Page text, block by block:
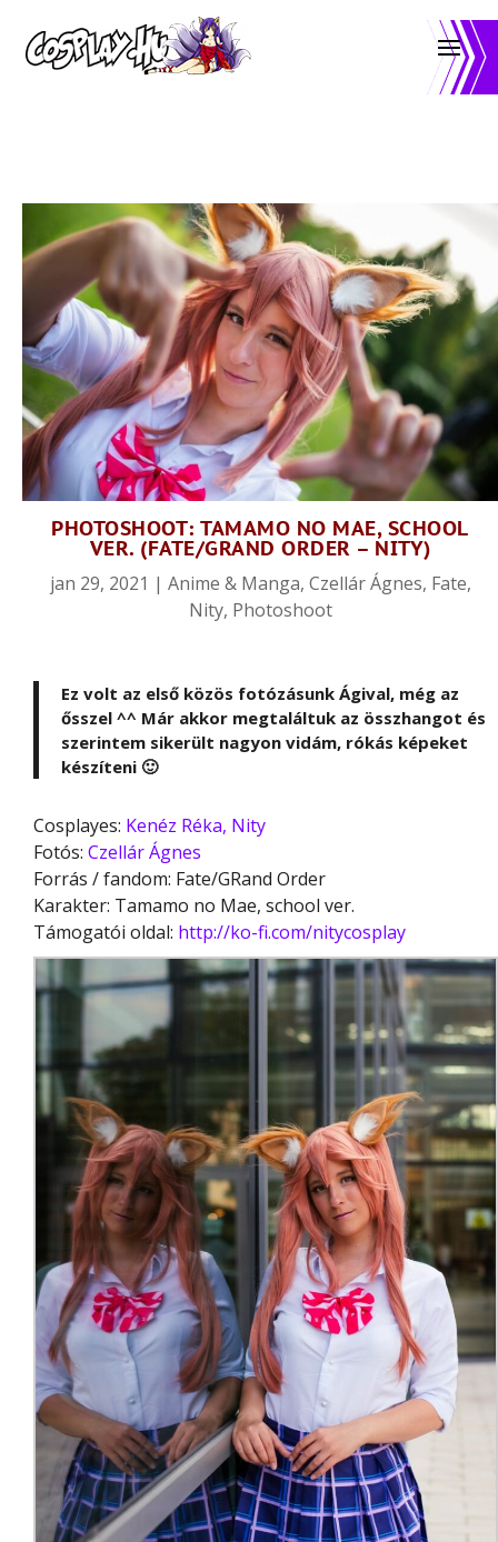
PHOTOSHOOT: TAMAMO NO MAE, SCHOOL
VER. (FATE/GRAND ORDER – NITY)
jan 29, 2021 | Anime & Manga, Czellár Ágnes, Fate,
Nity, Photoshoot
Ez volt az első közös fotózásunk Ágival, még az
ősszel ^^ Már akkor megtaláltuk az összhangot és
szerintem sikerült nagyon vidám, rókás képeket
készíteni 🙂
Cosplayes: Kenéz Réka, Nity
Fotós: Czellár Ágnes
Forrás / fandom: Fate/GRand Order
Karakter: Tamamo no Mae, school ver.
Támogatói oldal: http://ko-fi.com/nitycosplay